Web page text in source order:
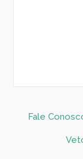
Fale